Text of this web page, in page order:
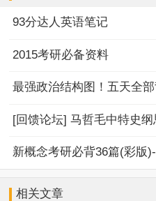
93分达人英语笔记
2015考研必备资料
[回馈论坛] 马哲毛中特史
新概念考研必背36篇(彩版
相关文章